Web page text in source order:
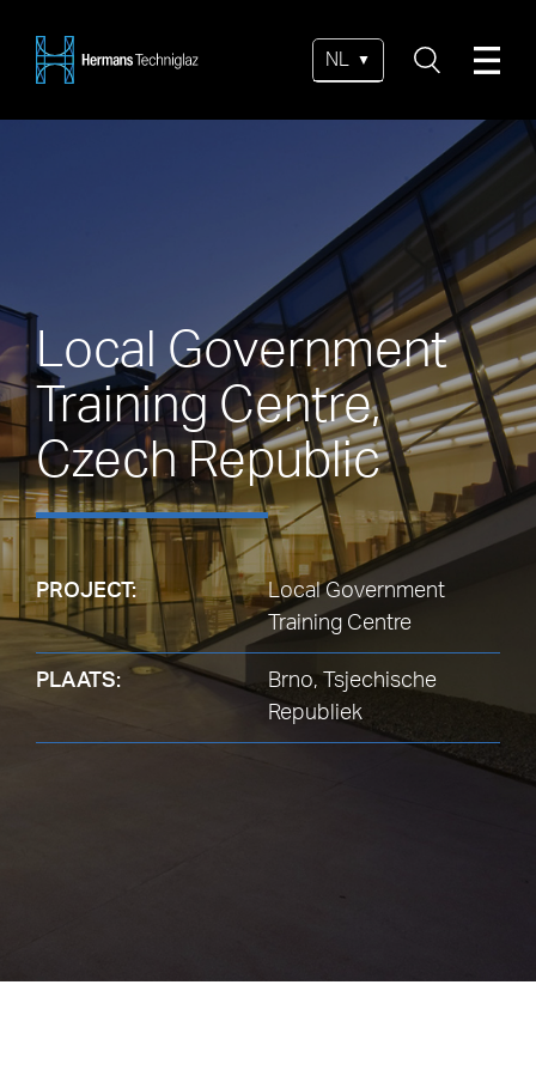
NL
Local Government
Training Centre,
Czech Republic
PROJECT:
Local Government
Training Centre
PLAATS:
Brno, Tsjechische
Republiek